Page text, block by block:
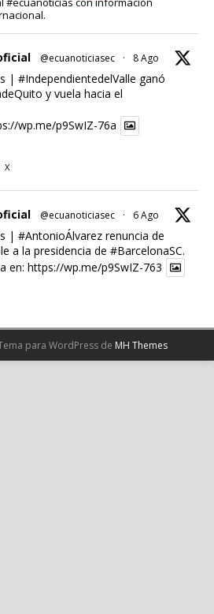
@ecuanoticiasec · 8 Ago
| #IndependientedelValle ganó
y vuela hacia el
wp.me/p9SwIZ-76a
X
@ecuanoticiasec · 6 Ago
| #AntonioÁlvarezrenuncia de
a la presidencia de #BarcelonaSC.
en: https://wp.me/p9SwIZ-763
Cargar más
para WordPress de MH Themes